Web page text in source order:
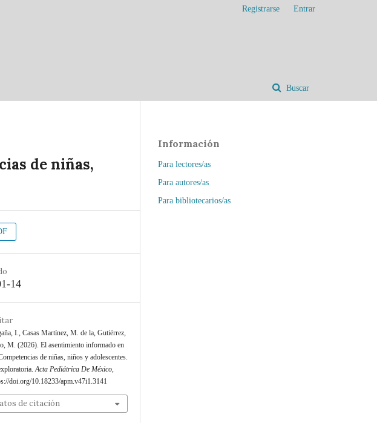
Buscar
Registrarse Entrar
de niñas,
14
I., Casas Martínez, M. de la, Gutiérrez,
M. (2026). El asentimiento informado en
de niñas, niños y adolescentes.
Acta Pediátrica De México,
doi.org/10.18233/apm.v47i1.3141
de citación
Información
Para lectores/as
Para autores/as
Para bibliotecarios/as